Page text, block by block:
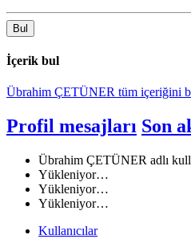
Bul
İçerik bul
Übrahim ÇETÜNER tüm içeriğini
Profil mesajları Son
Übrahim ÇETÜNER adlı
Yükleniyor…
Yükleniyor…
Yükleniyor…
Kullanıcılar